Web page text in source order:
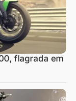
flagrada em